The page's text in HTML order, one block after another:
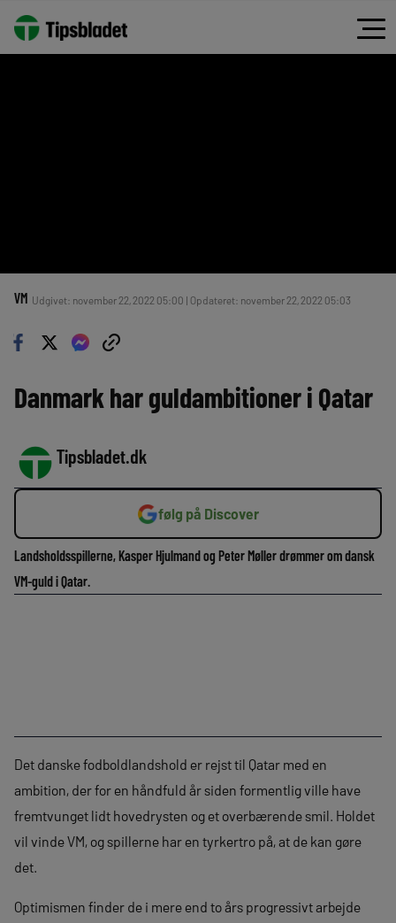
VM Udgivet: november 22, 2022 05:00 | Opdateret: november 22, 2022 05:03
Danmark har guldambitioner i Qatar
Tipsbladet.dk
følg på Discover
Landsholdsspillerne, Kasper Hjulmand og Peter Møller drømmer om dansk
VM-guld i Qatar.
Det danske fodboldlandshold er rejst til Qatar med en
ambition, der for en håndfuld år siden formentlig ville have
fremtvunget lidt hovedrysten og et overbærende smil. Holdet
vil vinde VM, og spillerne har en tyrkertro på, at de kan gøre
det.
Optimismen finder de i mere end to års progressivt arbejde